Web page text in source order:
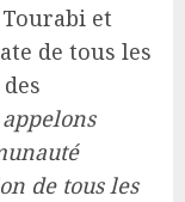
et
de tous les
de tous les